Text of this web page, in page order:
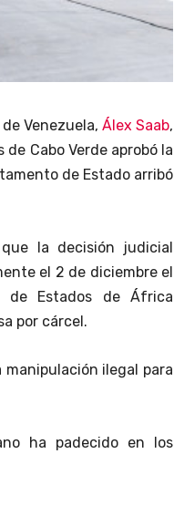
Venezuela, Álex Saab,
Cabo Verde aprobó la
de Estado arribó
la decisión judicial
el 2 de diciembre el
de Estados de África
por cárcel.
manipulación ilegal para
ha padecido en los